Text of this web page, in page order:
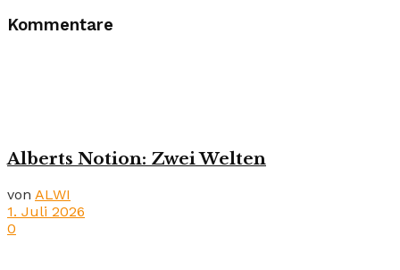
Kommentare
Alberts Notion: Zwei Welten
von ALWI
1. Juli 2026
0